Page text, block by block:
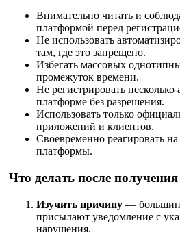
Внимательно читать и
платформой перед
Не использовать
там, где это запрещено.
Избегать массовых
промежуток времени.
Не регистрировать несколько
платформе без разрешения.
Использовать только
приложений и клиентов.
Своевременно реагировать
платформы.
Что делать после
Изучить причину —
присылают уведомление с
нарушения.